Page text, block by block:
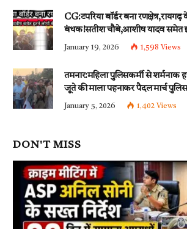
CG:टपरिया बॉर्डर बना रणक्षेत्र,रायगढ़
बंधक!सतीश चौबे,आशीष यादव समेत
इन धाराओं के तहत्~बंटी समेत इतने
January 19, 2026 1,598 Views
तमनार:महिला पुलिसकर्मी से
जूते की माला पहनाकर पैदल मार्च
वीडियो
January 5, 2026 1,402 Views
DON'T MISS